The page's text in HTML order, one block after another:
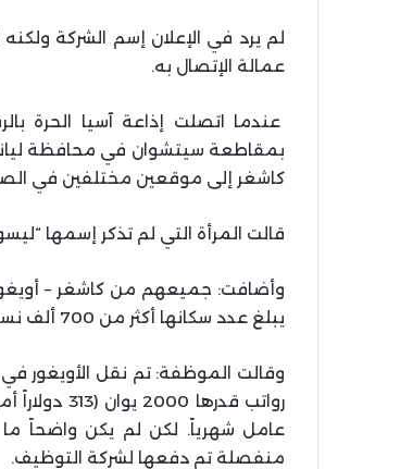
لم يرد في الإعلان إسم الشركة
عمالة الإتصال به.
عندما اتصلت إذاعة آسيا الحرة
كاشغر إلى موقعين مختلفين في
قالت المرأة التي لم تذكر إسمها
وأضافت: جميعهم من كاشغر –
يبلغ عدد سكانها أكثر من 700 ألف نسمة.
وقالت الموظفة: تم نقل الأويغور
عامل شهرياً. لكن لم يكن واضحاً
منفصلة تم دفعها لشركة التوظيف.